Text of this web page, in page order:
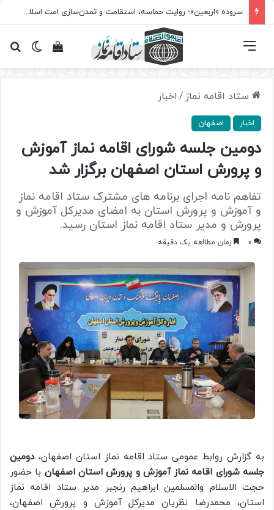
سروده‌ «اربعین»؛ روایت حماسه، استقامت و تمدن‌سازی امت اسلامی
تغییرمشاهده فهرست
ستاد اقامه نماز / اخبار
اخبار اصفهان
دومین جلسه شورای اقامه نماز آموزش
و پرورش استان اصفهان برگزار شد
تفاهم‌ نامه اجرای برنامه های مشترک ستاد اقامه نماز
و آموزش و پرورش استان به امضای مدیرکل آموزش و
پرورش و مدیر ستاد اقامه نماز استان رسید.
0 زمان مطالعه یک دقیقه
به گزارش روابط عمومی ستاد اقامه نماز استان اصفهان،دومین
جلسه شورای اقامه نماز آموزش و پرورش استان اصفهان با حضور
حجت الاسلام والمسلمین ابراهیم رنجبر مدیر ستاد اقامه نماز
استان، محمدرضا نظریان مدیرکل آموزش و پرورش اصفهان،